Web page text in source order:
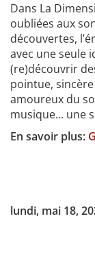
Dans La
oubliées aux
découvertes,
avec une seule
(re)découvrir
pointue,
amoureux du
musique… une
En savoir plus:
lundi, mai 18,